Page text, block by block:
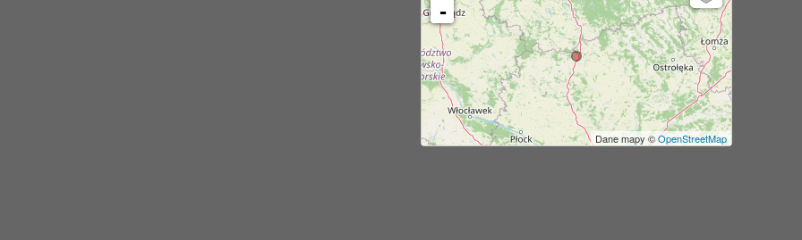
-
Dane mapy ©OpenStreetMap